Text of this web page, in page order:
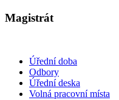
Magistrát
Úřední doba
Odbory
Úřední deska
Volná pracovní místa